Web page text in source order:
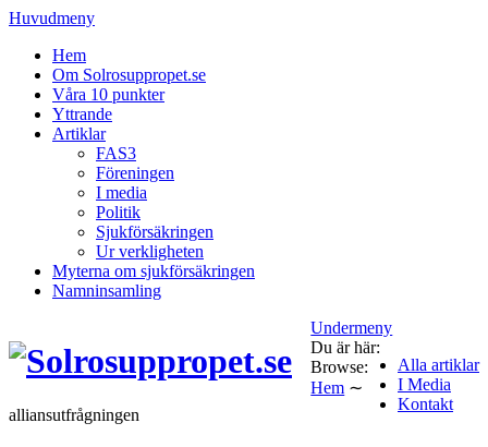
Huvudmeny
Hem
Om Solrosuppropet.se
Våra 10 punkter
Yttrande
Artiklar
FAS3
Föreningen
I media
Politik
Sjukförsäkringen
Ur verkligheten
Myterna om sjukförsäkringen
Namninsamling
Undermeny
Alla artiklar
I Media
Kontakt
Du är här:
Browse:
Hem ∼
alliansutfrågningen